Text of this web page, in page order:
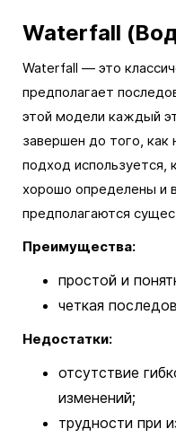
Waterfall
Waterfall — это
предполагает
этой модели каждый
завершен до того, как
подход используется,
хорошо определены и
предполагаются
Преимущества:
простой и
четкая
Недостатки:
отсутствие
изменений;
трудности при